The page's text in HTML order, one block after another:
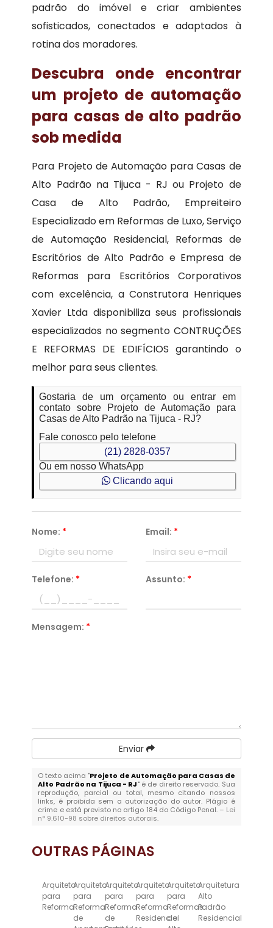
padrão do imóvel e criar ambientes
sofisticados, conectados e adaptados à
rotina dos moradores.
Descubra onde encontrar
um projeto de automação
para casas de alto padrão
sob medida
Para Projeto de Automação para Casas de
Alto Padrão na Tijuca - RJ ou Projeto de
Casa de Alto Padrão, Empreiteiro
Especializado em Reformas de Luxo, Serviço
de Automação Residencial, Reformas de
Escritórios de Alto Padrão e Empresa de
Reformas para Escritórios Corporativos
com excelência, a Construtora Henriques
Xavier Ltda disponibiliza seus profissionais
especializados no segmento CONTRUÇÕES
E REFORMAS DE EDIFÍCIOS garantindo o
melhor para seus clientes.
Gostaria de um orçamento ou entrar em
contato sobre Projeto de Automação para
Casas de Alto Padrão na Tijuca - RJ?
Fale conosco pelo telefone
(21) 2828-0357
Ou em nosso WhatsApp
Clicando aqui
Nome: * Email: *
Telefone: * Assunto: *
Mensagem: *
Enviar
O texto acima "Projeto de Automação para Casas de
Alto Padrão na Tijuca - RJ" é de direito reservado. Sua
reprodução, parcial ou total, mesmo citando nossos
links, é proibida sem a autorização do autor. Plágio é
crime e está previsto no artigo 184 do Código Penal. – Lei
n° 9.610-98 sobre direitos autorais.
OUTRAS PÁGINAS
Arquiteto
para
Reforma
Arquiteto
para
Reforma
de
Arquiteto
para
Reforma
de
Arquiteto
para
Reforma
Residencial
Arquiteto
para
Reformas
de
Arquitetura
Alto
Padrão
Residencial